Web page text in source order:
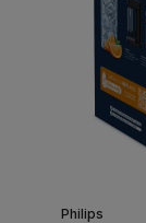
Philips